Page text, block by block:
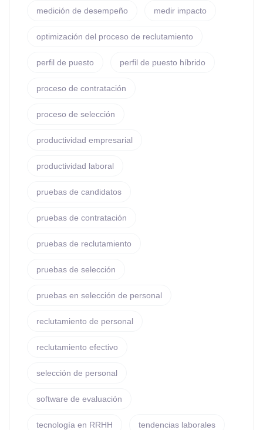
medición de desempeño medir impacto
optimización del proceso de reclutamiento
perfil de puesto perfil de puesto híbrido
proceso de contratación
proceso de selección
productividad empresarial
productividad laboral
pruebas de candidatos
pruebas de contratación
pruebas de reclutamiento
pruebas de selección
pruebas en selección de personal
reclutamiento de personal
reclutamiento efectivo
selección de personal
software de evaluación
tecnología en RRHH tendencias laborales